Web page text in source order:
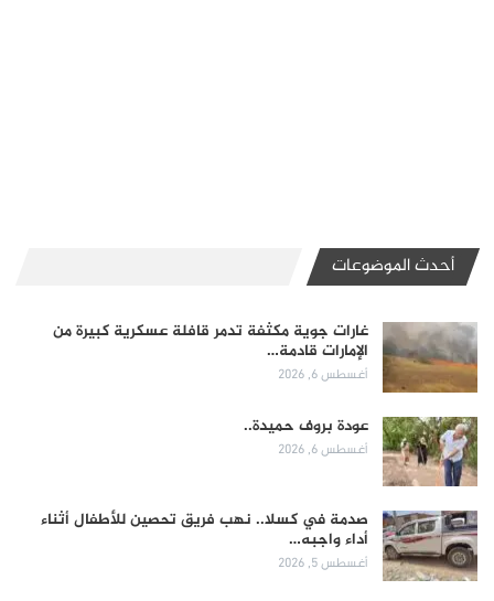
أحدث الموضوعات
غارات جوية مكثفة تدمر قافلة عسكرية كبيرة من
الإمارات قادمة…
أغسطس 6, 2026
عودة بروف حميدة..
أغسطس 6, 2026
صدمة في كسلا.. نهب فريق تحصين للأطفال أثناء
أداء واجبه…
أغسطس 5, 2026